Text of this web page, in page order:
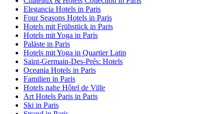
Elegancia Hotels in Paris
Four Seasons Hotels in Paris
Hotels mit Frühstück in Paris
Hotels mit Yoga in Paris
Paläste in Paris
Hotels mit Yoga in Quartier Latin
Saint-Germain-Des-Prés: Hotels
Oceania Hotels in Paris
Familien in Paris
Hotels nahe Hôtel de Ville
Art Hotels Paris in Paris
Ski in Paris